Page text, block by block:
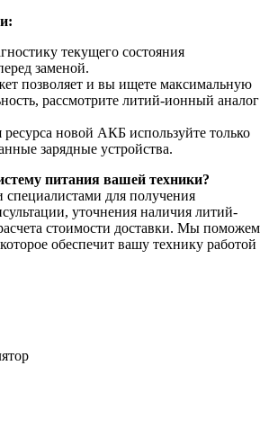
текущего состояния
заменой.
позволяет и вы ищете максимальную
рассмотрите литий-ионный аналог
новой АКБ используйте только
зарядные устройства.
питания вашей техники?
для получения
уточнения наличия литий-
стоимости доставки. Мы поможем
обеспечит вашу технику работой